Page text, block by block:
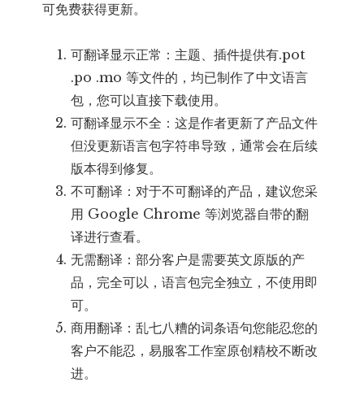
可免费获得更新。
可翻译显示正常：主题、插件提供有.pot
.po .mo 等文件的，均已制作了中文语言
包，您可以直接下载使用。
可翻译显示不全：这是作者更新了产品文件
但没更新语言包字符串导致，通常会在后续
版本得到修复。
不可翻译：对于不可翻译的产品，建议您采
用 Google Chrome 等浏览器自带的翻
译进行查看。
无需翻译：部分客户是需要英文原版的产
品，完全可以，语言包完全独立，不使用即
可。
商用翻译：乱七八糟的词条语句您能忍您的
客户不能忍，易服客工作室原创精校不断改
进。